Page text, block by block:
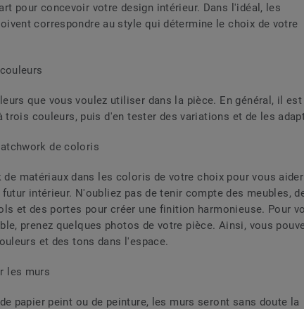
pour concevoir votre design intérieur. Dans l'idéal, les
correspondre au style qui détermine le choix de votre
que vous voulez utiliser dans la pièce. En général, il est
trois couleurs, puis d'en tester des variations et de les
de coloris
de matériaux dans les coloris de votre choix pour vous
intérieur. N'oubliez pas de tenir compte des meubles,
et des portes pour créer une finition harmonieuse. Pour
prenez quelques photos de votre pièce. Ainsi, vous
et des tons dans l'espace.
les murs
papier peint ou de peinture, les murs seront sans doute la